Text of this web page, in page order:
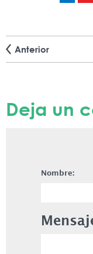
Anterior
Deja un
Nombre: